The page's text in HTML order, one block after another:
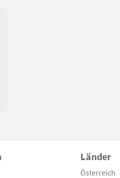
Länder
Österreich